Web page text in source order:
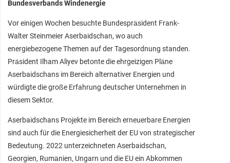
Bundesverbands Windenergie
Vor einigen Wochen besuchte Bundespräsident Frank-
Walter Steinmeier Aserbaidschan, wo auch
energiebezogene Themen auf der Tagesordnung standen.
Präsident Ilham Aliyev betonte die ehrgeizigen Pläne
Aserbaidschans im Bereich alternativer Energien und
würdigte die große Erfahrung deutscher Unternehmen in
diesem Sektor.
Aserbaidschans Projekte im Bereich erneuerbare Energien
sind auch für die Energiesicherheit der EU von strategischer
Bedeutung. 2022 unterzeichneten Aserbaidschan,
Georgien, Rumänien, Ungarn und die EU ein Abkommen